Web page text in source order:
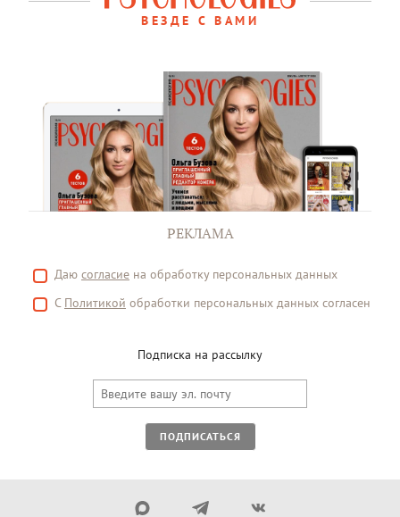
ВЕЗДЕ С ВАМИ
РЕКЛАМА
Даю согласие на обработку персональных данных
С Политикой обработки персональных данных согласен
Подписка на рассылку
ПОДПИСАТЬСЯ